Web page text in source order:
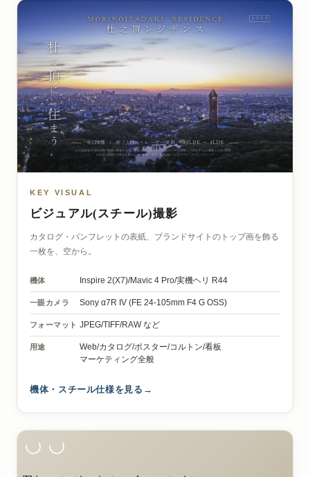
KEY VISUAL
ビジュアル(スチール)撮影
カタログ・パンフレットの表紙、ブランドサイトのトップ画を飾る
一枚を、空から。
機体 Inspire 2(X7)/Mavic 4 Pro/実機ヘリ R44
一眼カメラ Sony α7R IV (FE 24-105mm F4 G OSS)
フォーマット JPEG/TIFF/RAW など
用途
Web/カタログ/ポスター/コルトン/看板
マーケティング全般
機体・スチール仕様を見る